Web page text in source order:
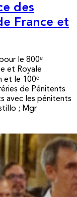
des
France et
le 800ᵉ
et Royale
et le 100ᵉ
de Pénitents
avec les pénitents
; Mgr